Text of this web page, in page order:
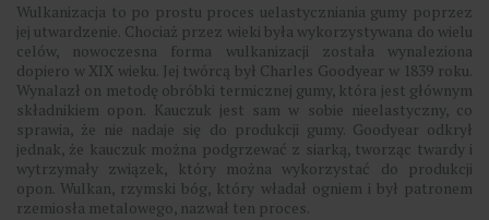
Wulkanizacja to po prostu proces uelastyczniania gumy poprzez
jej utwardzenie. Chociaż przez wieki była wykorzystywana do wielu
celów, nowoczesna forma wulkanizacji została wynaleziona
dopiero w XIX wieku. Jej twórcą był Charles Goodyear w 1839 roku.
Wynalazł on metodę obróbki termicznej gumy, która jest głównym
składnikiem opon. Kauczuk jest sam w sobie nieelastyczny, co
sprawia, że nie nadaje się do produkcji gumy. Goodyear odkrył
jednak, że kauczuk można podgrzewać z siarką, tworząc twardy i
wytrzymały związek, który można wykorzystać do produkcji
opon. Wulkan, rzymski bóg, który władał ogniem i był patronem
rzemiosła metalowego, nazwał ten proces.